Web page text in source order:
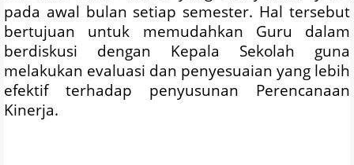
pada awal bulan setiap semester. Hal tersebut
bertujuan untuk memudahkan Guru dalam
berdiskusi dengan Kepala Sekolah guna
melakukan evaluasi dan penyesuaian yang lebih
efektif terhadap penyusunan Perencanaan
Kinerja.